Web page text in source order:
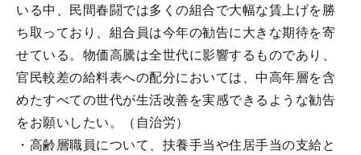
いる中、民間春闘では多くの組合で大幅な賃上げを勝
ち取っており、組合員は今年の勧告に大きな期待を寄
せている。物価高騰は全世代に影響するものであり、
官民較差の給料表への配分においては、中高年層を含
めたすべての世代が生活改善を実感できるような勧告
をお願いしたい。（自治労）
・高齢層職員について、扶養手当や住居手当の支給と